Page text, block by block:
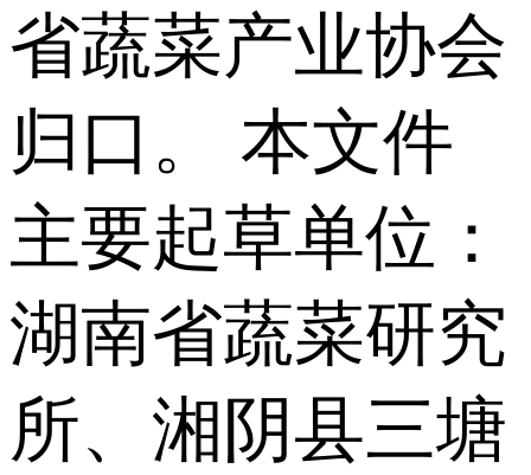
省蔬菜产业协会
归口。 本文件
主要起草单位：
湖南省蔬菜研究
所、湘阴县三塘